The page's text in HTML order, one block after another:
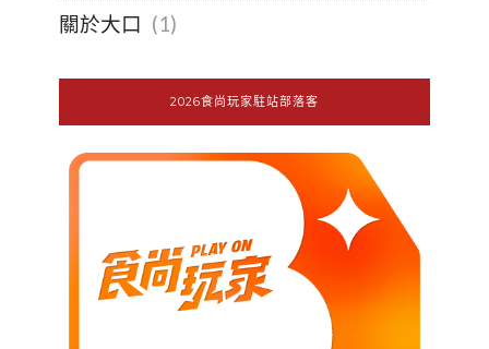
關於大口 (1)
2026食尚玩家駐站部落客